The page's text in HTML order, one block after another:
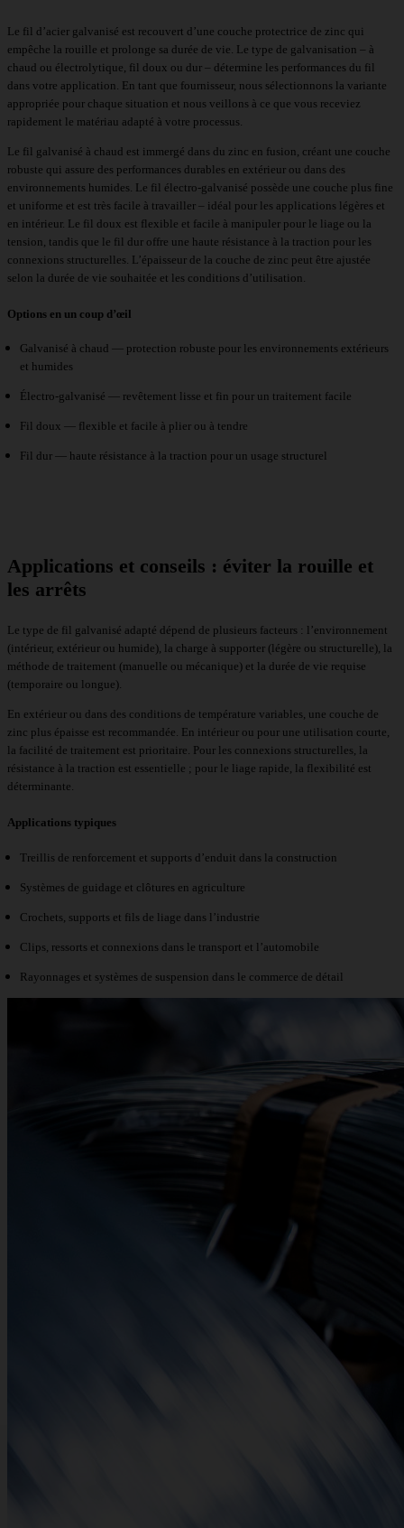
Le fil d’acier galvanisé est recouvert d’une couche protectrice de zinc qui
empêche la rouille et prolonge sa durée de vie. Le type de galvanisation – à
chaud ou électrolytique, fil doux ou dur – détermine les performances du fil
dans votre application. En tant que fournisseur, nous sélectionnons la variante
appropriée pour chaque situation et nous veillons à ce que vous receviez
rapidement le matériau adapté à votre processus.
Le fil galvanisé à chaud est immergé dans du zinc en fusion, créant une couche
robuste qui assure des performances durables en extérieur ou dans des
environnements humides. Le fil électro-galvanisé possède une couche plus fine
et uniforme et est très facile à travailler – idéal pour les applications légères et
en intérieur. Le fil doux est flexible et facile à manipuler pour le liage ou la
tension, tandis que le fil dur offre une haute résistance à la traction pour les
connexions structurelles. L’épaisseur de la couche de zinc peut être ajustée
selon la durée de vie souhaitée et les conditions d’utilisation.
Options en un coup d’œil
Galvanisé à chaud — protection robuste pour les environnements extérieurs
et humides
Électro-galvanisé — revêtement lisse et fin pour un traitement facile
Fil doux — flexible et facile à plier ou à tendre
Fil dur — haute résistance à la traction pour un usage structurel
Applications et conseils : éviter la rouille et
les arrêts
Le type de fil galvanisé adapté dépend de plusieurs facteurs : l’environnement
(intérieur, extérieur ou humide), la charge à supporter (légère ou structurelle), la
méthode de traitement (manuelle ou mécanique) et la durée de vie requise
(temporaire ou longue).
En extérieur ou dans des conditions de température variables, une couche de
zinc plus épaisse est recommandée. En intérieur ou pour une utilisation courte,
la facilité de traitement est prioritaire. Pour les connexions structurelles, la
résistance à la traction est essentielle ; pour le liage rapide, la flexibilité est
déterminante.
Applications typiques
Treillis de renforcement et supports d’enduit dans la construction
Systèmes de guidage et clôtures en agriculture
Crochets, supports et fils de liage dans l’industrie
Clips, ressorts et connexions dans le transport et l’automobile
Rayonnages et systèmes de suspension dans le commerce de détail